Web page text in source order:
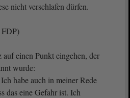
nicht verschlafen dürfen.
FDP)
einen Punkt eingehen, der
wurde:
habe auch in meiner Rede
das eine Gefahr ist. Ich